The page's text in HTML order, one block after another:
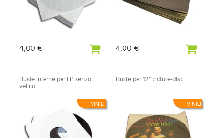
4,00 € 4,00 €
VINILI
Buste interne per LP senza
velina
VINILI
Buste per 12" picture-disc